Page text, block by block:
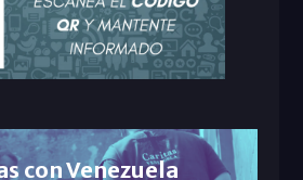
con Venezuela